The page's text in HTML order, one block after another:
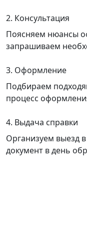
2. Консультация
Поясняем нюансы
запрашиваем
3. Оформление
Подбираем
процесс
4. Выдача справки
Организуем выезд
документ в день